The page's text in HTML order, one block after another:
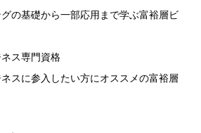
の基礎から一部応用まで学ぶ富裕層ビ
ス専門資格
スに参入したい方にオススメの富裕層